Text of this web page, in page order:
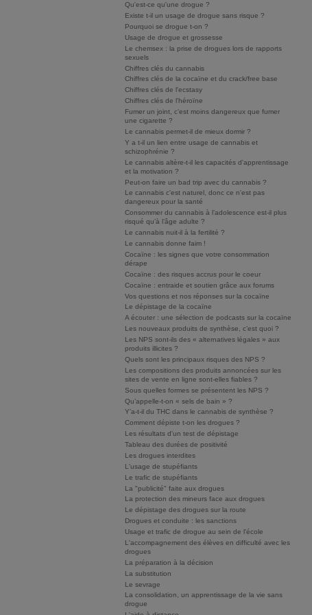
Qu'est-ce qu'une drogue ?
Existe t-il un usage de drogue sans risque ?
Pourquoi se drogue t-on ?
Usage de drogue et grossesse
Le chemsex : la prise de drogues lors de rapports
sexuels
Chiffres clés du cannabis
Chiffres clés de la cocaïne et du crack/free base
Chiffres clés de l'ecstasy
Chiffres clés de l'héroïne
Fumer un joint, c’est moins dangereux que fumer
une cigarette ?
Le cannabis permet-il de mieux dormir ?
Y a t-il un lien entre usage de cannabis et
schizophrénie ?
Le cannabis altère-t-il les capacités d'apprentissage
et la motivation ?
Peut-on faire un bad trip avec du cannabis ?
Le cannabis c'est naturel, donc ce n'est pas
dangereux pour la santé
Consommer du cannabis à l’adolescence est-il plus
risqué qu’à l’âge adulte ?
Le cannabis nuit-il à la fertilité ?
Le cannabis donne faim !
Cocaïne : les signes que votre consommation
dérape
Cocaïne : des risques accrus pour le coeur
Cocaïne : entraide et soutien grâce aux forums
Vos questions et nos réponses sur la cocaïne
Le dépistage de la cocaïne
A écouter : une sélection de podcasts sur la cocaïne
Les nouveaux produits de synthèse, c’est quoi ?
Les NPS sont-ils des « alternatives légales » aux
produits illicites ?
Quels sont les principaux risques des NPS ?
Les compositions des produits annoncées sur les
sites de vente en ligne sont-elles fiables ?
Sous quelles formes se présentent les NPS ?
Qu’appelle-t-on « sels de bain » ?
Y’a-t-il du THC dans le cannabis de synthèse ?
Comment dépiste t-on les drogues ?
Les résultats d'un test de dépistage
Tableau des durées de positivité
Les drogues interdites
L'usage de stupéfiants
Le trafic de stupéfiants
La "publicité" faite aux drogues
La protection des mineurs face aux drogues
Le dépistage des drogues sur la route
Drogues et conduite : les sanctions
Usage et trafic de drogue au sein de l'école
L'accompagnement des élèves en difficulté avec les
drogues
La préparation à la décision
La substitution
Le sevrage
La consolidation, un apprentissage de la vie sans
drogue